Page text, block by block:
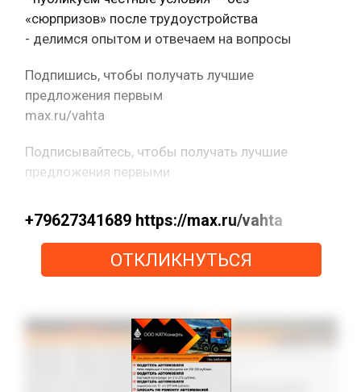
«сюрпризов» после трудоустройства
- делимся опытом и отвечаем на вопросы
Подпишись, чтобы получать лучшие
предложения первым
max.ru/vahta
Подписывайтесь, чтобы получать лучшие
предложения первыми
+79627341689 https://max.ru/vahta
ОТКЛИКНУТЬСЯ